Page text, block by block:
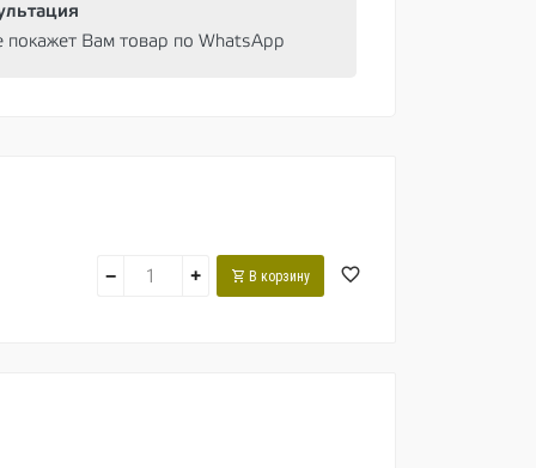
покажет Вам товар по WhatsApp
− + В корзину